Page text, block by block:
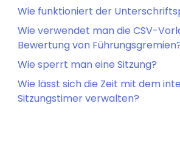
Wie funktioniert der
Wie verwendet man die CSV-
Bewertung von
Wie sperrt man eine Sitzung?
Wie lässt sich die Zeit mit dem
Sitzungstimer verwalten?